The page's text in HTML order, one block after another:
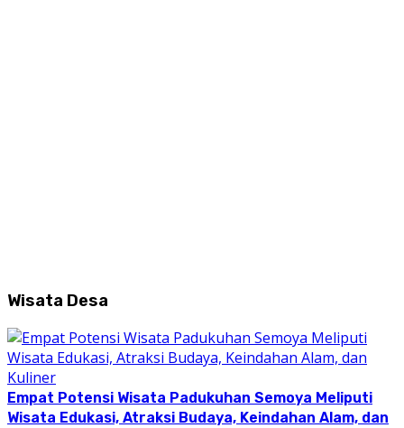
Wisata Desa
Empat Potensi Wisata Padukuhan Semoya Meliputi
Wisata Edukasi, Atraksi Budaya, Keindahan Alam, dan